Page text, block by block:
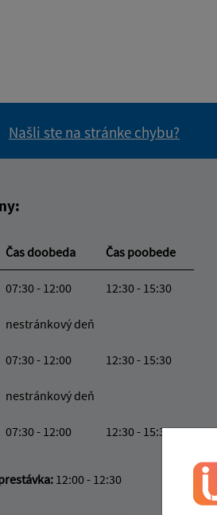
Našli ste na stránke chybu?
Čas doobeda Čas poobede
07:30 - 12:00 12:30 - 15:30
nestránkový deň
07:30 - 12:00 12:30 - 15:30
nestránkový deň
07:30 - 12:00 12:30 - 15:30
12:00 - 12:30